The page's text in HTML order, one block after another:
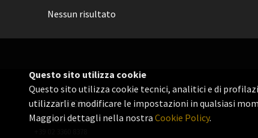
Nessun risultato
ROSSI 2003 S.R.L.
P.IVA 06655560156
Questo sito utilizza cookie
Questo sito utilizza cookie tecnici, analitici e di
utilizzarli e modificare le impostazioni in qualsiasi
Maggiori dettagli nella nostra Cookie Policy.